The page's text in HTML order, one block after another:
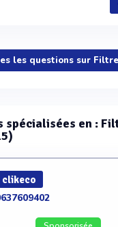
les questions sur
spécialisées en :
clikeco